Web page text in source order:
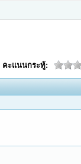
คะแนนกระทู้: